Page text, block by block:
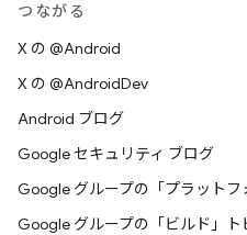
つながる
X の @Android
X の @AndroidDev
Android ブログ
Google セキュリティ ブログ
Google グループの「プラットフ
Google グループの「ビルド」ト